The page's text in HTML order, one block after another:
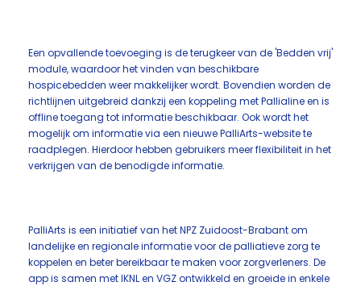
Een opvallende toevoeging is de terugkeer van de 'Bedden vrij'
module, waardoor het vinden van beschikbare
hospicebedden weer makkelijker wordt. Bovendien worden de
richtlijnen uitgebreid dankzij een koppeling met Pallialine en is
offline toegang tot informatie beschikbaar. Ook wordt het
mogelijk om informatie via een nieuwe PalliArts-website te
raadplegen. Hierdoor hebben gebruikers meer flexibiliteit in het
verkrijgen van de benodigde informatie.
PalliArts is een initiatief van het NPZ Zuidoost-Brabant om
landelijke en regionale informatie voor de palliatieve zorg te
koppelen en beter bereikbaar te maken voor zorgverleners. De
app is samen met IKNL en VGZ ontwikkeld en groeide in enkele